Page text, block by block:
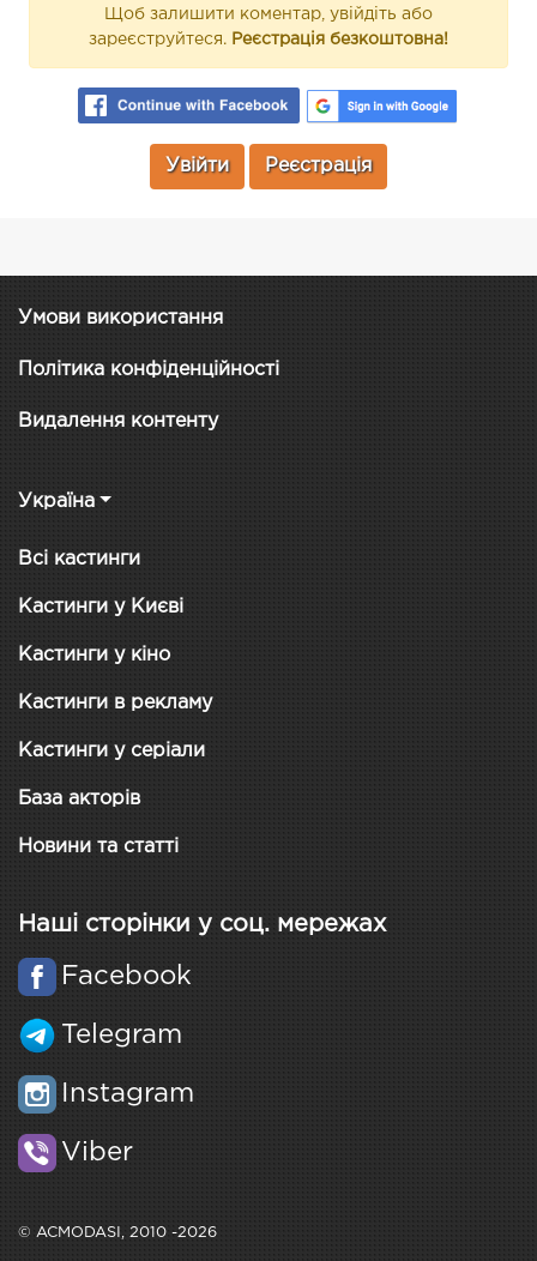
Щоб залишити коментар, увійдіть або
зареєструйтеся. Реєстрація безкоштовна!
Увійти Реєстрація
Умови використання
Політика конфіденційності
Видалення контенту
Україна
Всі кастинги
Кастинги у Києві
Кастинги у кіно
Кастинги в рекламу
Кастинги у серіали
База акторів
Новини та статті
Наші сторінки у соц. мережах
Facebook
Telegram
Instagram
Viber
© ACMODASI, 2010 -2026